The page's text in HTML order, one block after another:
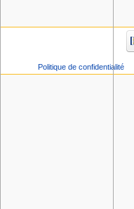
Politique de confidentialité